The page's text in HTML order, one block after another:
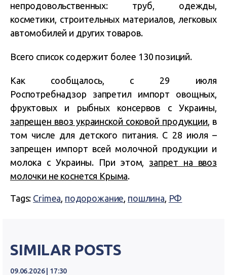
непродовольственных: труб, одежды,
косметики, строительных материалов, легковых
автомобилей и других товаров.
Всего список содержит более 130 позиций.
Как сообщалось, с 29 июля
Роспотребнадзор запретил импорт овощных,
фруктовых и рыбных консервов с Украины,
запрещен ввоз украинской соковой продукции, в
том числе для детского питания. С 28 июля –
запрещен импорт всей молочной продукции и
молока с Украины. При этом, запрет на ввоз
молочки не коснется Крыма.
Tags: Crimea, подорожание, пошлина, РФ
SIMILAR POSTS
09.06.2026 | 17:30